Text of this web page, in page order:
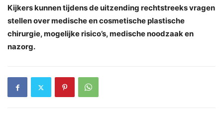
Kijkers kunnen tijdens de uitzending rechtstreeks vragen
stellen over medische en cosmetische plastische
chirurgie, mogelijke risico’s, medische noodzaak en
nazorg.